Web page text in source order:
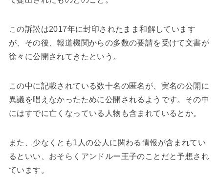
この訴訟は2017年に封印されたまま和解しています
が、その後、報道機関からの多数の要請を受けて文書が
徐々に公開されてきたという。
この中に記載されている数十名の匿名が、実名の公開に
異議を唱えなかったために公開されるようです。その中
にはすでに亡くなっている人物も含まれているとか。
また、少なくとも1人の公人に関わる情報が含まれてい
るといい、おそらくアンドルー王子のことだと予想され
ています。